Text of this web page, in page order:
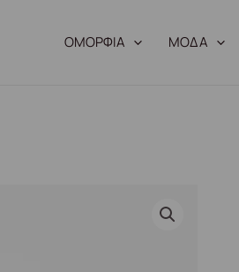
ΟΜΟΡΦΙΑ ΜΟΔΑ